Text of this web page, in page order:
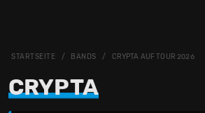
STARTSEITE BANDS CRYPTA AUF TOUR 2026
CRYPTA